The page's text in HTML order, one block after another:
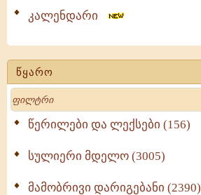
კალენდარი
წყარო
Search
წერილები და ლექსები (156)
სულიერი მდელო (3005)
მამობრივი დარიგებანი (2390)